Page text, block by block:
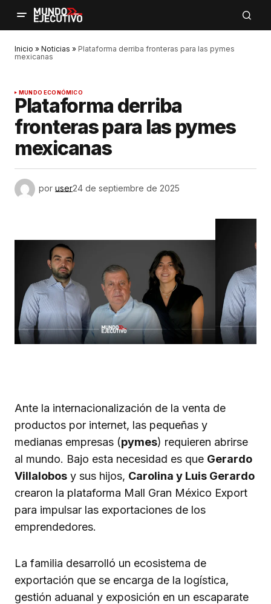
Inicio » Noticias » Plataforma derriba fronteras para las pymes
mexicanas
MUNDO ECONÓMICO
Plataforma derriba
fronteras para las pymes
mexicanas
por user24 de septiembre de 2025
Ante la internacionalización de la venta de
productos por internet, las pequeñas y
medianas empresas (pymes) requieren abrirse
al mundo. Bajo esta necesidad es que Gerardo
Villalobos y sus hijos, Carolina y Luis Gerardo
crearon la plataforma Mall Gran México Export
para impulsar las exportaciones de los
emprendedores.
La familia desarrolló un ecosistema de
exportación que se encarga de la logística,
gestión aduanal y exposición en un escaparate